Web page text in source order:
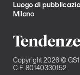
Luogo di
Milano
Copyright 2026 © GS1
C.F. 80140330152